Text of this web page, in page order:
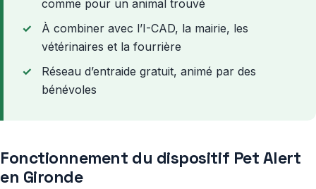
comme pour un animal trouvé
À combiner avec l’I-CAD, la mairie, les
vétérinaires et la fourrière
Réseau d’entraide gratuit, animé par des
bénévoles
Fonctionnement du dispositif Pet Alert
en Gironde